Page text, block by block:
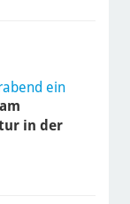
ein
in der